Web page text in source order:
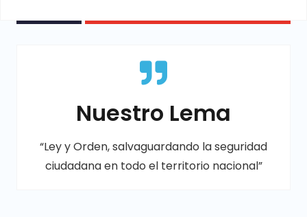
Nuestro Lema
“Ley y Orden, salvaguardando la seguridad
ciudadana en todo el territorio nacional”